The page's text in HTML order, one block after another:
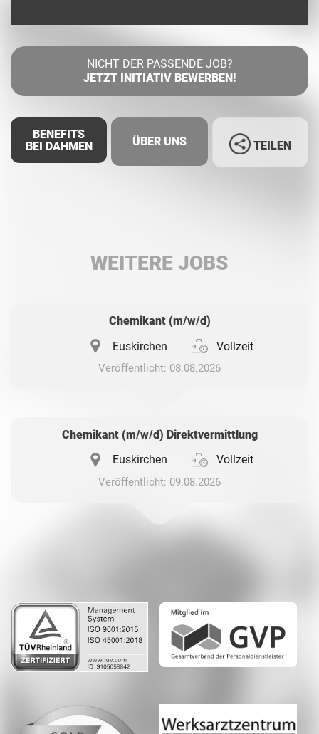
NICHT DER PASSENDE JOB?
JETZT INITIATIV BEWERBEN!
BENEFITS
BEI DAHMEN
ÜBER UNS TEILEN
WEITERE JOBS
Chemikant (m/w/d)
Euskirchen
Vollzeit
Veröffentlicht: 08.08.2026
Chemikant (m/w/d) Direktvermittlung
Euskirchen
Vollzeit
Veröffentlicht: 09.08.2026